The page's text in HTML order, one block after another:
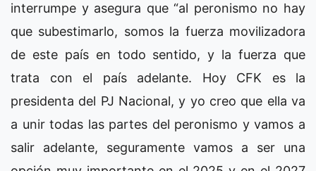
interrumpe y asegura que “al peronismo no hay
que subestimarlo, somos la fuerza movilizadora
de este país en todo sentido, y la fuerza que
trata con el país adelante. Hoy CFK es la
presidenta del PJ Nacional, y yo creo que ella va
a unir todas las partes del peronismo y vamos a
salir adelante, seguramente vamos a ser una